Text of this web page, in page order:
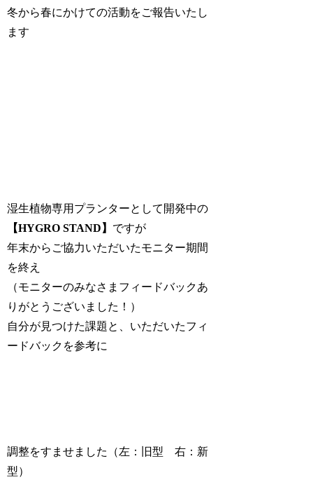
冬から春にかけての活動をご報告いたし
ます
湿生植物専用プランターとして開発中の
【HYGRO STAND】 ですが
年末からご協力いただいたモニター期間
を終え
（モニターのみなさまフィードバックあ
りがとうございました！）
自分が見つけた課題と、いただいたフィ
ードバックを参考に
調整をすませました（左：旧型 右：新
型）